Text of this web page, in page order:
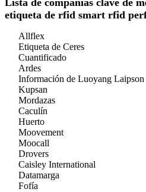
Lista de compañías clave de
etiqueta de rfid smart rfid
Allflex
Etiqueta de Ceres
Cuantificado
Ardes
Información de Luoyang Laipson
Kupsan
Mordazas
Caculín
Huerto
Moovement
Moocall
Drovers
Caisley International
Datamarga
Fofía